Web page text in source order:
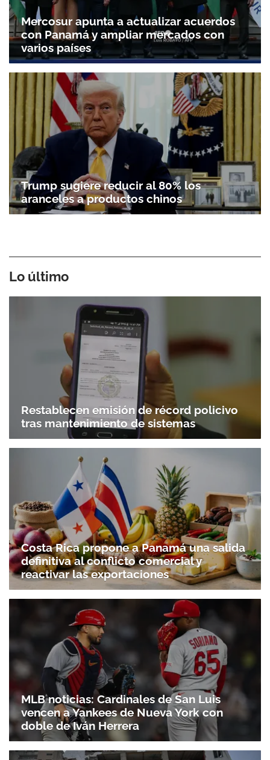
Mercosur apunta a actualizar acuerdos
con Panamá y ampliar mercados con
varios países
Trump sugiere reducir al 80% los
aranceles a productos chinos
Lo último
Restablecen emisión de récord policivo
tras mantenimiento de sistemas
Costa Rica propone a Panamá una salida
definitiva al conflicto comercial y
reactivar las exportaciones
MLB noticias: Cardinales de San Luis
vencen a Yankees de Nueva York con
doble de Iván Herrera